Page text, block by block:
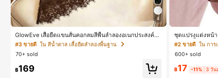
4
GlowEve เสื้อยืดแขนสั้นคอกลมสีพื้นลำลองอเนกประสงค์สำ
หรับผู้หญิง
#3 ขายดี ใน สีน้ำตาล เสื้อยืดลำลองพื้นฐาน
70+ sold
฿169
ชุดแปรงแต่งหน้
น, ฟองน้ำแต่งห
ชิ้น และฟองน้ำแ
ทำจากขนสังเคร
#2 ขายดี ใน การ
600+ sold
฿17 -11% 3 วัน